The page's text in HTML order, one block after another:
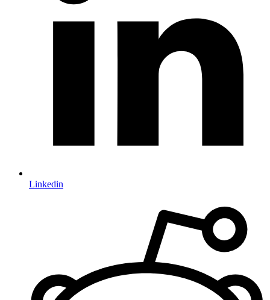
Linkedin